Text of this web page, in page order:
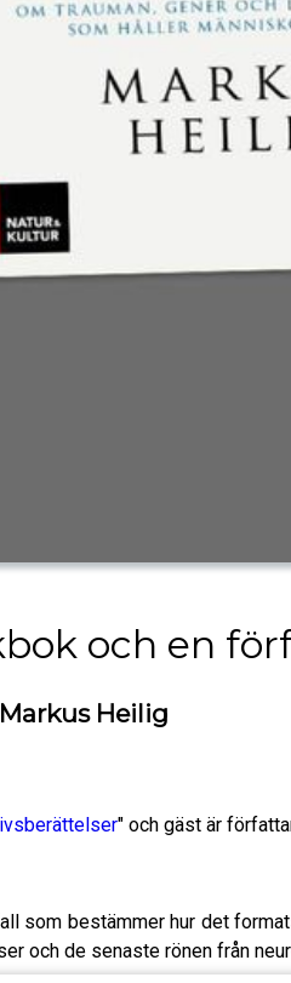
och en
Heilig
" och gäst är
som bestämmer hur det
och de senaste rönen från